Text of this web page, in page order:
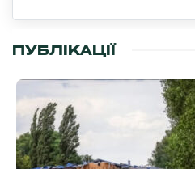
ПУБЛІКАЦІЇ